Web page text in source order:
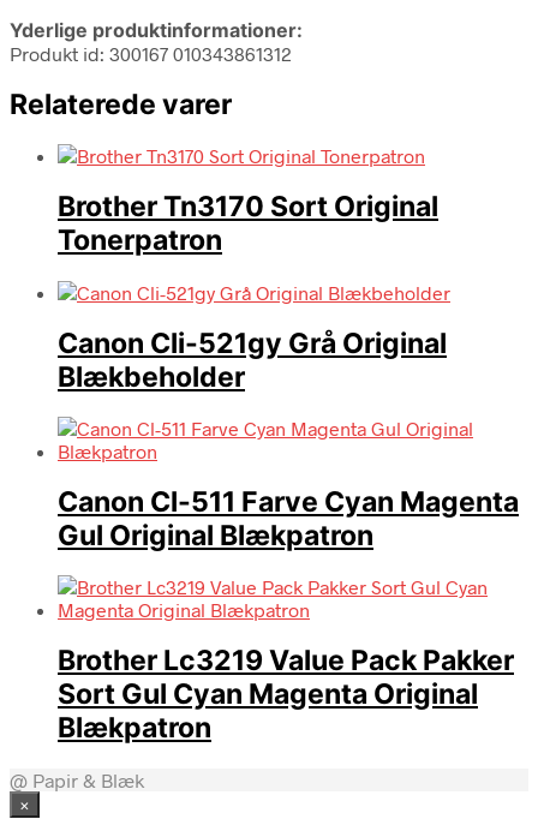
Yderlige produktinformationer:
Produkt id: 300167 010343861312
Relaterede varer
Brother Tn3170 Sort Original
Tonerpatron
Canon Cli-521gy Grå Original
Blækbeholder
Canon Cl-511 Farve Cyan Magenta
Gul Original Blækpatron
Brother Lc3219 Value Pack Pakker
Sort Gul Cyan Magenta Original
Blækpatron
@ Papir & Blæk
×